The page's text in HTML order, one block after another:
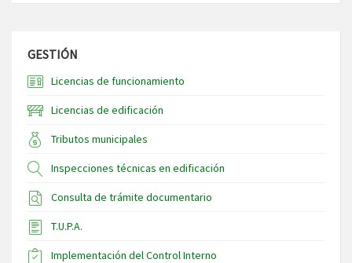
GESTIÓN
Licencias de funcionamiento
Licencias de edificación
Tributos municipales
Inspecciones técnicas en edificación
Consulta de trámite documentario
T.U.P.A.
Implementación del Control Interno